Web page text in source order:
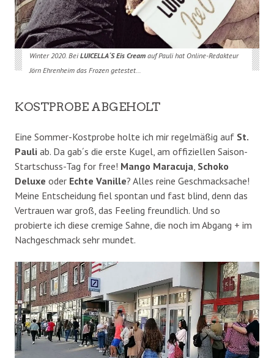
Winter 2020. BeiLUICELLA´S Eis Cream auf Pauli hat Online-Redakteur
Jörn Ehrenheim das Frozen getestet…
KOSTPROBE ABGEHOLT
Eine Sommer-Kostprobe holte ich mir regelmäßig auf St.
Pauli ab. Da gab´s die erste Kugel, am offiziellen Saison-
Startschuss-Tag for free! Mango Maracuja, Schoko
Deluxe oder Echte Vanille? Alles reine Geschmacksache!
Meine Entscheidung fiel spontan und fast blind, denn das
Vertrauen war groß, das Feeling freundlich. Und so
probierte ich diese cremige Sahne, die noch im Abgang + im
Nachgeschmack sehr mundet.